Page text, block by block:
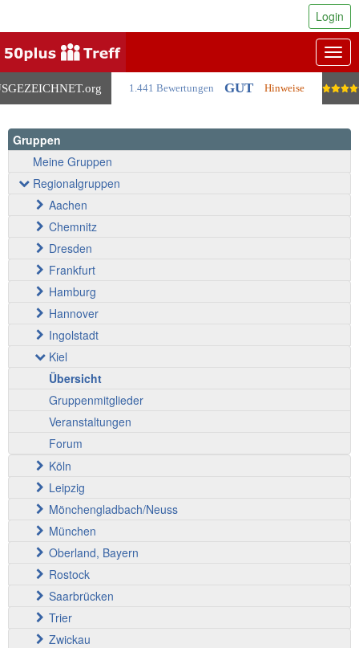
.org 1.441 Bewertungen GUT Hinweise
Login
Gruppen
Meine Gruppen
Regionalgruppen
Aachen
Chemnitz
Dresden
Frankfurt
Hamburg
Hannover
Ingolstadt
Kiel
Übersicht
Gruppenmitglieder
Veranstaltungen
Forum
Köln
Leipzig
Mönchengladbach/Neuss
München
Oberland, Bayern
Rostock
Saarbrücken
Trier
Zwickau